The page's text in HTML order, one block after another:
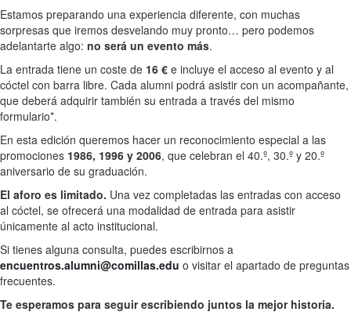
Estamos preparando una experiencia diferente, con muchas
sorpresas que iremos desvelando muy pronto… pero podemos
adelantarte algo: no será un evento más.
La entrada tiene un coste de 16 € e incluye el acceso al evento y al
cóctel con barra libre. Cada alumni podrá asistir con un acompañante,
que deberá adquirir también su entrada a través del mismo
formulario*.
En esta edición queremos hacer un reconocimiento especial a las
promociones 1986, 1996 y 2006, que celebran el 40.º, 30.º y 20.º
aniversario de su graduación.
El aforo es limitado. Una vez completadas las entradas con acceso
al cóctel, se ofrecerá una modalidad de entrada para asistir
únicamente al acto institucional.
Si tienes alguna consulta, puedes escribirnos a
encuentros.alumni@comillas.edu o visitar el apartado de preguntas
frecuentes.
Te esperamos para seguir escribiendo juntos la mejor historia.